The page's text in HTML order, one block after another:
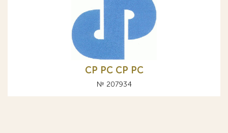
СР РС CP PC
№ 207934